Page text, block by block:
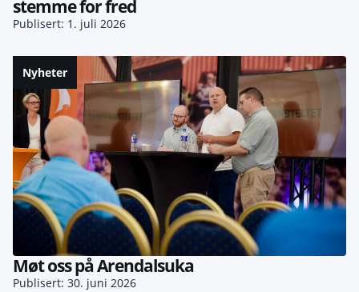
stemme for fred
Publisert: 1. juli 2026
Nyheter
Møt oss på Arendalsuka
Publisert: 30. juni 2026